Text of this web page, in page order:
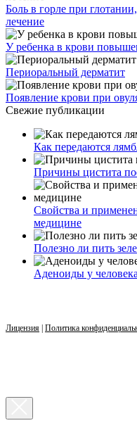
Боль в горле при
лечение
У ребенка в крови
Периоральный дерматит
Появление крови при
Свежие публикации
Как передаются
Причины цистита
Свойства и
медицине
Полезно ли пить
Аденоиды у
Лицензия Политика